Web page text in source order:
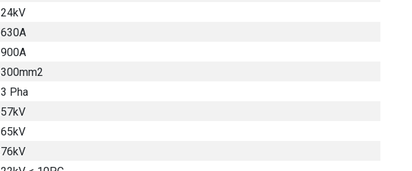
24kV
630A
900A
300mm2
3 Pha
57kV
65kV
76kV